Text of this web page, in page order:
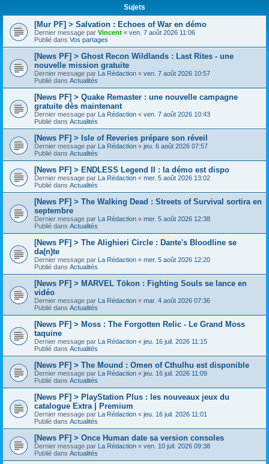
Sujets
[Mur PF] > Salvation : Echoes of War en démo
Dernier message par Vincent « ven. 7 août 2026 11:06
Publié dans Vos partages
[News PF] > Ghost Recon Wildlands : Last Rites - une
nouvelle mission gratuite
Dernier message par La Rédaction « ven. 7 août 2026 10:57
Publié dans Actualités
[News PF] > Quake Remaster : une nouvelle campagne
gratuite dès maintenant
Dernier message par La Rédaction « ven. 7 août 2026 10:43
Publié dans Actualités
[News PF] > Isle of Reveries prépare son réveil
Dernier message par La Rédaction « jeu. 6 août 2026 07:57
Publié dans Actualités
[News PF] > ENDLESS Legend II : la démo est dispo
Dernier message par La Rédaction « mer. 5 août 2026 13:02
Publié dans Actualités
[News PF] > The Walking Dead : Streets of Survival sortira en
septembre
Dernier message par La Rédaction « mer. 5 août 2026 12:38
Publié dans Actualités
[News PF] > The Alighieri Circle : Dante's Bloodline se
da(n)te
Dernier message par La Rédaction « mer. 5 août 2026 12:20
Publié dans Actualités
[News PF] > MARVEL Tōkon : Fighting Souls se lance en
vidéo
Dernier message par La Rédaction « mar. 4 août 2026 07:36
Publié dans Actualités
[News PF] > Moss : The Forgotten Relic - Le Grand Moss
taquine
Dernier message par La Rédaction « jeu. 16 juil. 2026 11:15
Publié dans Actualités
[News PF] > The Mound : Omen of Cthulhu est disponible
Dernier message par La Rédaction « jeu. 16 juil. 2026 11:09
Publié dans Actualités
[News PF] > PlayStation Plus : les nouveaux jeux du
catalogue Extra | Premium
Dernier message par La Rédaction « jeu. 16 juil. 2026 11:01
Publié dans Actualités
[News PF] > Once Human date sa version consoles
Dernier message par La Rédaction « ven. 10 juil. 2026 09:38
Publié dans Actualités